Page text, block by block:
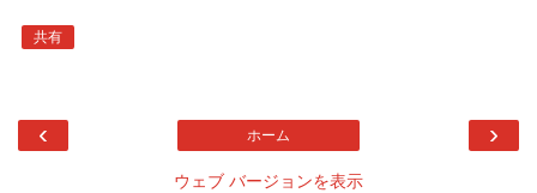
共有
‹ ›
ホーム
ウェブ バージョンを表示